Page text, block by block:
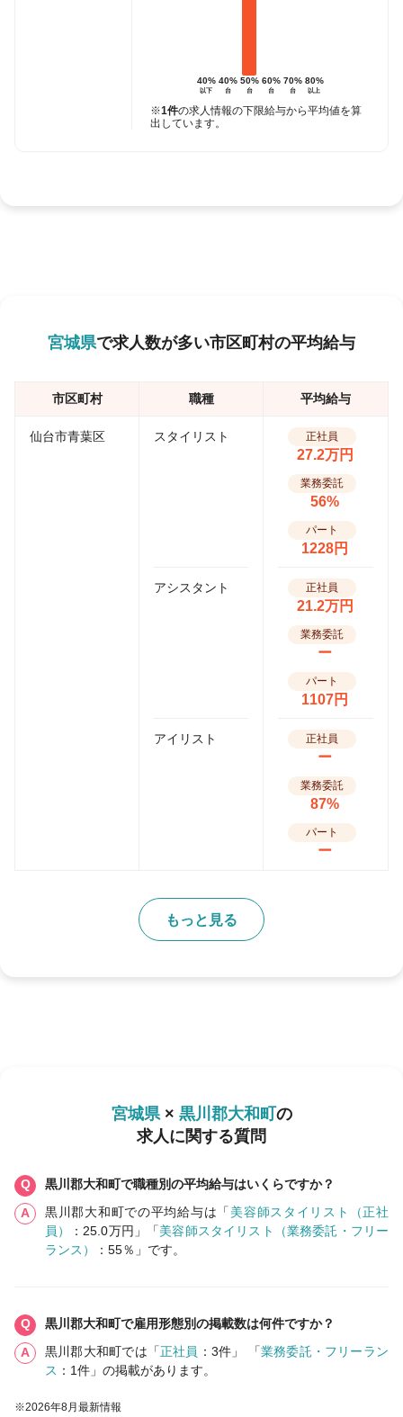
40%
以下
40%
台
50%
台
60%
台
70%
台
80%
以上
※1件の求人情報の下限給与から平均値を算
出しています。
宮城県で求人数が多い市区町村の平均給与
市区町村 職種 平均給与
仙台市青葉区 スタイリスト 正社員
27.2万円
業務委託
56%
パート
1228円
アシスタント 正社員
21.2万円
業務委託
ー
パート
1107円
アイリスト 正社員
ー
業務委託
87%
パート
ー
もっと見る
宮城県× 黒川郡大和町 の
求人に関する質問
黒川郡大和町で職種別の平均給与はいくらですか？
黒川郡大和町での平均給与は「 美容師スタイリスト（正社
員）
：25.0万円」「美容師スタイリスト（業務委託・フリー
ランス）
：55％」です。
黒川郡大和町で雇用形態別の掲載数は何件ですか？
黒川郡大和町では「正社員 ：3件」 「業務委託・フリーラン
ス ：1件」の掲載があります。
※2026年8月最新情報